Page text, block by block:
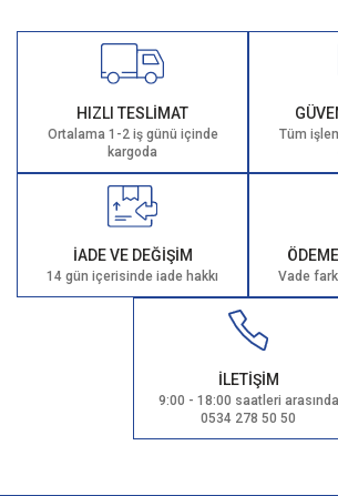
HIZLI TESLİMAT
Ortalama 1-2 iş günü içinde
kargoda
Tüm
İADE VE DEĞİŞİM
14 gün içerisinde iade hakkı Vade
İLETİŞİM
9:00 - 18:00 saatleri arasında
0534 278 50 50